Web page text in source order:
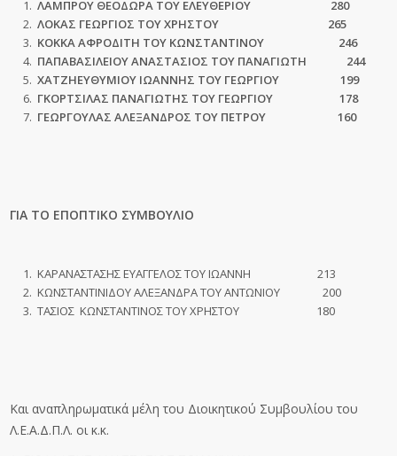
ΛΑΜΠΡΟΥ ΘΕΟΔΩΡΑ ΤΟΥ ΕΛΕΥΘΕΡΙΟΥ 280
ΛΟΚΑΣ ΓΕΩΡΓΙΟΣ ΤΟΥ ΧΡΗΣΤΟΥ 265
ΚΟΚΚΑ ΑΦΡΟΔΙΤΗ ΤΟΥ ΚΩΝΣΤΑΝΤΙΝΟΥ 246
ΠΑΠΑΒΑΣΙΛΕΙΟΥ ΑΝΑΣΤΑΣΙΟΣ ΤΟΥ ΠΑΝΑΓΙΩΤΗ
244
ΧΑΤΖΗΕΥΘΥΜΙΟΥ ΙΩΑΝΝΗΣ ΤΟΥ ΓΕΩΡΓΙΟΥ 199
ΓΚΟΡΤΣΙΛΑΣ ΠΑΝΑΓΙΩΤΗΣ ΤΟΥ ΓΕΩΡΓΙΟΥ
178
ΓΕΩΡΓΟΥΛΑΣ ΑΛΕΞΑΝΔΡΟΣ ΤΟΥ ΠΕΤΡΟΥ 160
ΓΙΑ ΤΟ ΕΠΟΠΤΙΚΟ ΣΥΜΒΟΥΛΙΟ
ΚΑΡΑΝΑΣΤΑΣΗΣ ΕΥΑΓΓΕΛΟΣ ΤΟΥ ΙΩΑΝΝΗ 213
ΚΩΝΣΤΑΝΤΙΝΙΔΟΥ ΑΛΕΞΑΝΔΡΑ ΤΟΥ ΑΝΤΩΝΙΟΥ 200
ΤΑΣΙΟΣ ΚΩΝΣΤΑΝΤΙΝΟΣ ΤΟΥ ΧΡΗΣΤΟΥ 180
Και αναπληρωματικά μέλη του Διοικητικού Συμβουλίου του
Λ.Ε.Α.Δ.Π.Λ. οι κ.κ.